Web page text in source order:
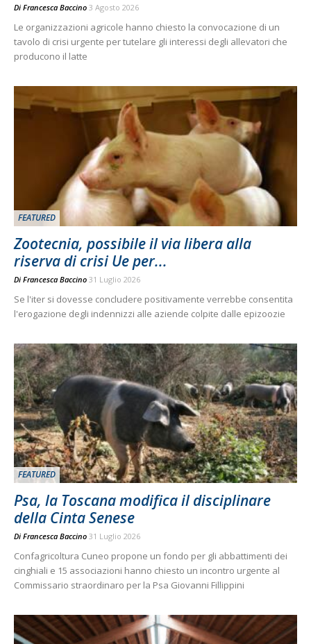
Di Francesca Baccino 3 Agosto 2026
Le organizzazioni agricole hanno chiesto la convocazione di un
tavolo di crisi urgente per tutelare gli interessi degli allevatori che
producono il latte
FEATURED
Zootecnia, possibile il via libera alla
riserva di crisi Ue per...
Di Francesca Baccino 31 Luglio 2026
Se l'iter si dovesse concludere positivamente verrebbe consentita
l'erogazione degli indennizzi alle aziende colpite dalle epizoozie
FEATURED
Psa, la Toscana modifica il disciplinare
della Cinta Senese
Di Francesca Baccino 31 Luglio 2026
Confagricoltura Cuneo propone un fondo per gli abbattimenti dei
cinghiali e 15 associazioni hanno chiesto un incontro urgente al
Commissario straordinaro per la Psa Giovanni Fillippini